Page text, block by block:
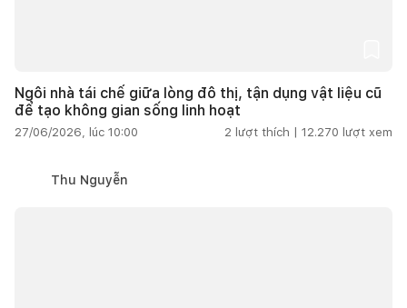
Ngôi nhà tái chế giữa lòng đô thị, tận dụng vật liệu cũ
để tạo không gian sống linh hoạt
27/06/2026, lúc 10:00 2 lượt thích | 12.270 lượt xem
Thu Nguyễn